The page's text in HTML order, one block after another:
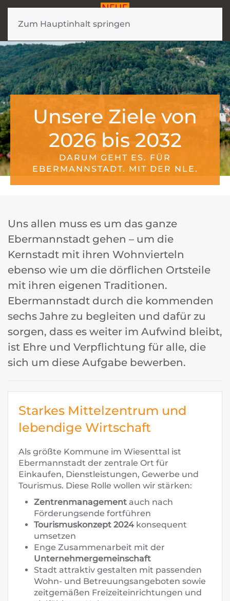
Zum Hauptinhalt springen
Unsere Ziele von
2026 bis 2032
DARUM GEHT ES. FÜR
EBERMANNSTADT. MIT DER NLE.
Uns allen muss es um das ganze
Ebermannstadt gehen – um die
Kernstadt mit ihren Wohnvierteln
ebenso wie um die dörflichen Ortsteile
mit ihren eigenen Traditionen.
Ebermannstadt durch die kommenden
sechs Jahre zu begleiten und dafür zu
sorgen, dass es weiter im Aufwind bleibt,
ist Ehre und Verpflichtung für alle, die
sich um diese Aufgabe bewerben.
Starkes Mittelzentrum und
lebendige Wirtschaft
Als größte Kommune im Wiesenttal ist
Ebermannstadt der zentrale Ort für
Einkaufen, Dienstleistungen, Gewerbe und
Tourismus. Diese Rolle wollen wir stärken:
Zentrenmanagement auch nach
Förderungsende fortführen
Tourismuskonzept 2024konsequent
umsetzen
Enge Zusammenarbeit mit der
Unternehmergemeinschaft
Stadt attraktiv gestalten mit passenden
Wohn- und Betreuungsangeboten sowie
zeitgemäßen Freizeiteinrichtungen und